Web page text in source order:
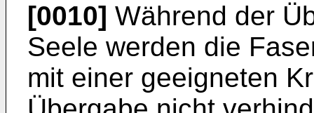
[0010] Während der
Seele werden die
mit einer geeigneten